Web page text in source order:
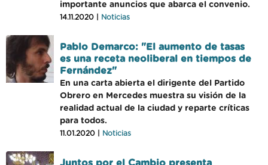
importante anuncios que abarca el convenio.
14.11.2020 | Noticias
Pablo Demarco: "El aumento de tasas
es una receta neoliberal en tiempos de
Fernández"
En una carta abierta el dirigente del Partido
Obrero en Mercedes muestra su visión de la
realidad actual de la ciudad y reparte críticas
para todos.
11.01.2020 | Noticias